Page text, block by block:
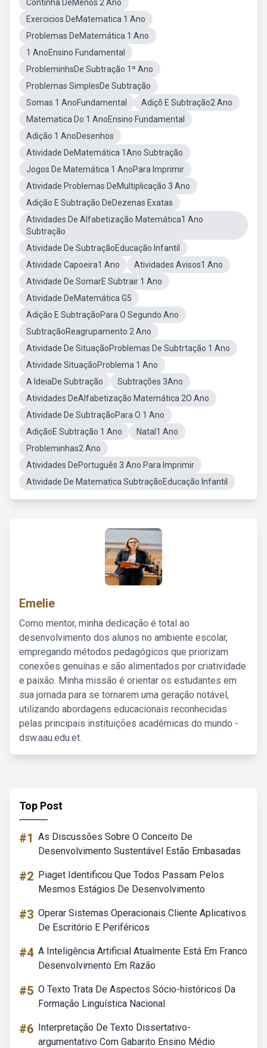
Continha DeMenos 2 Ano
Exercicios DeMatematica 1 Ano
Problemas DeMatemática 1 Ano
1 AnoEnsino Fundamental
ProbleminhsDe Subtração 1º Ano
Problemas SimplesDe Subtração
Somas 1 AnoFundamental
Adiçõ E Subtração2 Ano
Matematica Do 1 AnoEnsino Fundamental
Adição 1 AnoDesenhos
Atividade DeMatemática 1Ano Subtração
Jogos De Matemática 1 AnoPara Imprimir
Atividade Problemas DeMultiplicação 3 Ano
Adição E Subtração DeDezenas Exatas
Atividades De Alfabetização Matemática1 Ano
Subtração
Atividade De SubtraçãoEducação Infantil
Atividade Capoeira1 Ano
Atividades Avisos1 Ano
Atividade De SomarE Subtrair 1 Ano
Atividade DeMatemática G5
Adição E SubtraçãoPara O Segundo Ano
SubtraçãoReagrupamento 2 Ano
Atividade De SituaçãoProblemas De Subtrtação 1 Ano
Atividade SituaçãoProblema 1 Ano
A IdeiaDe Subtração
Subtrações 3Ano
Atividades DeAlfabetização Matemática 2O Ano
Atividade De SubtraçãoPara O 1 Ano
AdiçãoE Subtração 1 Ano
Natal1 Ano
Probleminhas2 Ano
Atividades DePortuguês 3 Ano Para Imprimir
Atividade De Matematica SubtraçãoEducação Infantil
Emelie
Como mentor, minha dedicação é total ao
desenvolvimento dos alunos no ambiente escolar,
empregando métodos pedagógicos que priorizam
conexões genuínas e são alimentados por criatividade
e paixão. Minha missão é orientar os estudantes em
sua jornada para se tornarem uma geração notável,
utilizando abordagens educacionais reconhecidas
pelas principais instituições acadêmicas do mundo -
dsw.aau.edu.et.
Top Post
#1 As Discussões Sobre O Conceito De
Desenvolvimento Sustentável Estão Embasadas
#2 Piaget Identificou Que Todos Passam Pelos
Mesmos Estágios De Desenvolvimento
#3 Operar Sistemas Operacionais Cliente Aplicativos
De Escritório E Periféricos
#4 A Inteligência Artificial Atualmente Está Em Franco
Desenvolvimento Em Razão
#5 O Texto Trata De Aspectos Sócio-históricos Da
Formação Linguística Nacional
#6 Interpretação De Texto Dissertativo-
argumentativo Com Gabarito Ensino Médio